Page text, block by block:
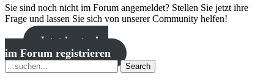
Sie sind noch nicht im Forum angemeldet? Stellen Sie jetzt ihre
Frage und lassen Sie sich von unserer Community helfen!
Jetzt kostenlos
im Forum registrieren
Search